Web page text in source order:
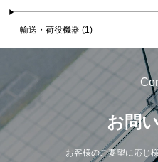
輸送・荷役機器 (1)
お問
お客様のご要望に応じ